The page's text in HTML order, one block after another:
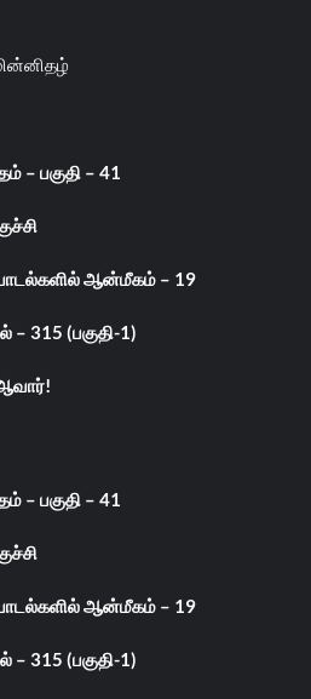
– பகுதி – 41
ஆன்மீகம் – 19
– 315 (பகுதி-1)
ஆவார்!
– பகுதி – 41
ஆன்மீகம் – 19
– 315 (பகுதி-1)